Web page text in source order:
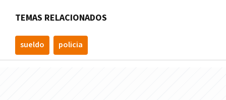
TEMAS RELACIONADOS
sueldo policia